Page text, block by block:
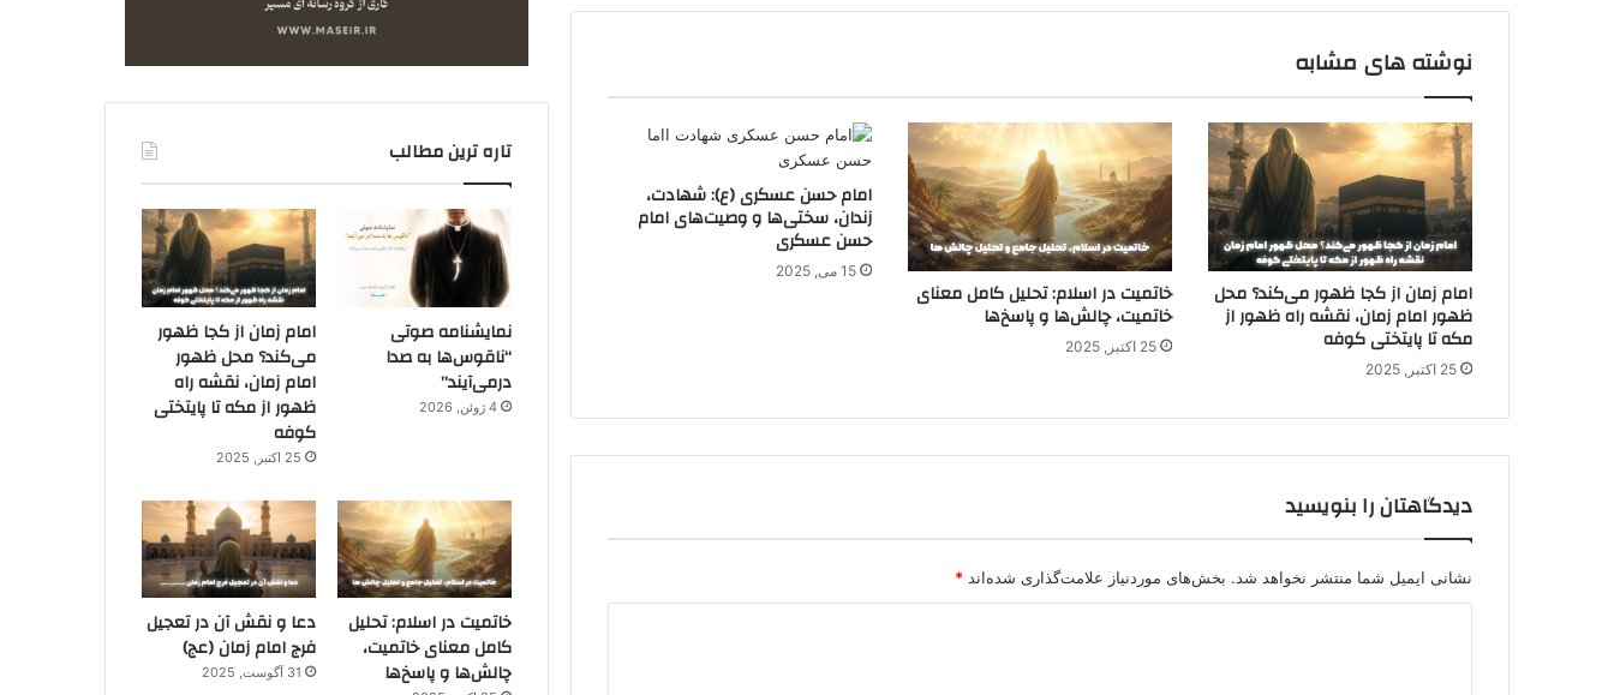
نوشته های مشابه
امام زمان از کجا ظهور می‌کند؟ محل
ظهور امام زمان، نقشه راه ظهور از
مکه تا پایتختی کوفه
25 اکتبر, 2025
خاتمیت در اسلام: تحلیل کامل معنای
خاتمیت، چالش‌ها و پاسخ‌ها
25 اکتبر, 2025
امام حسن عسکری (ع): شهادت،
زندان، سختی‌ها و وصیت‌های امام
حسن عسکری
15 می, 2025
دیدگاهتان را بنویسید
نشانی ایمیل شما منتشر نخواهد شد. بخش‌های موردنیاز علامت‌گذاری شده‌اند *
تاره ترین مطالب
نمایشنامه صوتی
“ناقوس‌ها به صدا
در‌می‌آیند”
4 ژوئن, 2026
امام زمان از کجا ظهور
می‌کند؟ محل ظهور
امام زمان، نقشه راه
ظهور از مکه تا پایتختی
کوفه
25 اکتبر, 2025
خاتمیت در اسلام: تحلیل
کامل معنای خاتمیت،
چالش‌ها و پاسخ‌ها
دعا و نقش آن در تعجیل
فرج امام زمان (عج)
31 آگوست, 2025